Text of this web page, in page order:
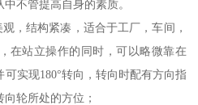
不管提高自身的素质。
，结构紧凑，适合于工厂，车间，
在站立操作的同时，可以略微靠在
实现180°转向，转向时配有方向指
转向轮所处的方位；